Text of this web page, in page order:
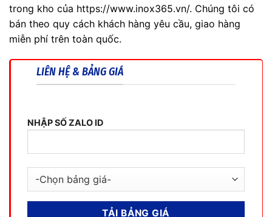
trong kho của https://www.inox365.vn/. Chúng tôi có
bán theo quy cách khách hàng yêu cầu, giao hàng
miễn phí trên toàn quốc.
LIÊN HỆ & BẢNG GIÁ
NHẬP SỐ ZALO ID